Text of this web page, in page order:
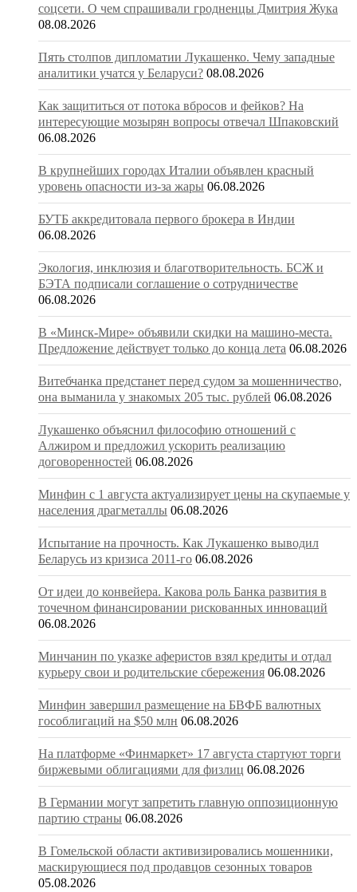
соцсети. О чем спрашивали гродненцы Дмитрия Жука
08.08.2026
Пять столпов дипломатии Лукашенко. Чему западные
аналитики учатся у Беларуси? 08.08.2026
Как защититься от потока вбросов и фейков? На
интересующие мозырян вопросы отвечал Шпаковский
06.08.2026
В крупнейших городах Италии объявлен красный
уровень опасности из-за жары 06.08.2026
БУТБ аккредитовала первого брокера в Индии
06.08.2026
Экология, инклюзия и благотворительность. БСЖ и
БЭТА подписали соглашение о сотрудничестве
06.08.2026
В «Минск-Мире» объявили скидки на машино-места.
Предложение действует только до конца лета 06.08.2026
Витебчанка предстанет перед судом за мошенничество,
она выманила у знакомых 205 тыс. рублей 06.08.2026
Лукашенко объяснил философию отношений с
Алжиром и предложил ускорить реализацию
договоренностей 06.08.2026
Минфин с 1 августа актуализирует цены на скупаемые у
населения драгметаллы 06.08.2026
Испытание на прочность. Как Лукашенко выводил
Беларусь из кризиса 2011-го 06.08.2026
От идеи до конвейера. Какова роль Банка развития в
точечном финансировании рискованных инноваций
06.08.2026
Минчанин по указке аферистов взял кредиты и отдал
курьеру свои и родительские сбережения 06.08.2026
Минфин завершил размещение на БВФБ валютных
гособлигаций на $50 млн 06.08.2026
На платформе «Финмаркет» 17 августа стартуют торги
биржевыми облигациями для физлиц 06.08.2026
В Германии могут запретить главную оппозиционную
партию страны 06.08.2026
В Гомельской области активизировались мошенники,
маскирующиеся под продавцов сезонных товаров
05.08.2026